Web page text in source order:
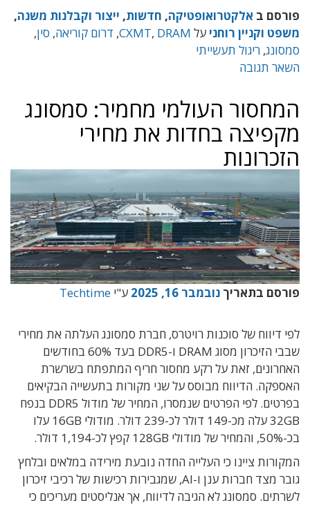
פורסם ב אלקטרואופטיקה, חדשות, ייצור וקבלנות משנה,
משפט וקניין רוחני על CXMT, DRAM
, דרום קוריאה, סין,
סמסונג, ריגול תעשייתי
השאר תגובה
המחסור העולמי מחמיר: סמסונג
מקפיצה בחדות את מחירי
הזכרונות
פורסם בתאריך נובמבר 16, 2025 ע"י Techtime
לפי דיווח של סוכנות רויטרס, חברת סמסונג העלתה את מחירי
שבבי הזיכרון מסוג DRAM ו-DDR5 בעד 60% בחודשים
האחרונים, זאת על רקע מחסור חריף המתפתח בשרשרת
האספקה. הדיווח מבוסס על שני מקורות בתעשייה הבקיאים
בפרטים. לפי הפרטים שנמסרו, המחיר של מודול DDR5 בנפח
32GB עלה מכ-149 דולר לכ-239 דולר. מודולי 16GB עלו
בכ-50%, והמחיר של מודולי 128GB קפץ לכ-1,194 דולר.
המקורות ציינו כי העלייה החדה נובעת מירידה במלאים ובלחץ
גובר מצד חברות ענן ו-AI, שמגבירות רכישות של רכיבי זיכרון
לשרתים. סמסונג לא הגיבה לדיווח, אך אנליסטים מעריכים כי